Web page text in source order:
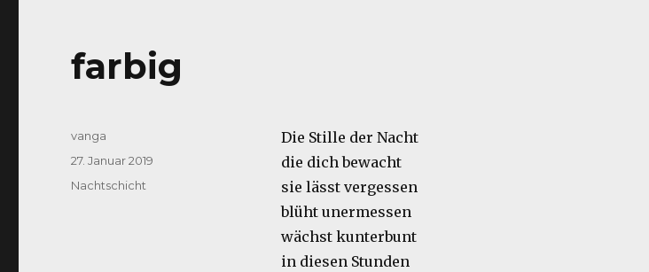
farbig
Die Stille der Nacht
die dich bewacht
sie lässt vergessen
blüht unermessen
wächst kunterbunt
in diesen Stunden
Autor
vanga
Veröffentlicht
27. Januar 2019
Kategorien
Nachtschicht